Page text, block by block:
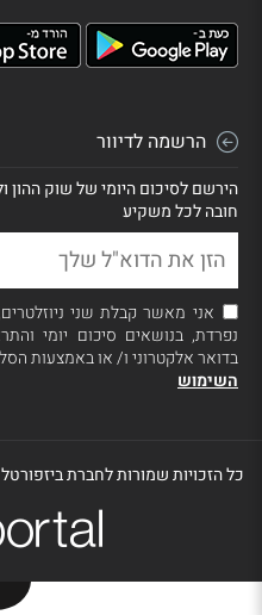
הרשמה לדיוור
הירשם לסיכום היומי של שוק ההון
חובה לכל משקיע
אני מאשר קבלת שני
נפרדת, בנושאים סיכום יומי
בדואר אלקטרוני ו/ או באמצעות
השימוש
כל הזכויות שמורות לחברת